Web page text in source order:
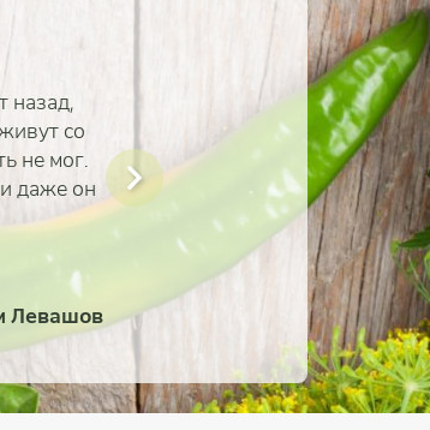
назад,
со
не мог.
даже он
ЛевашовСамородски
Александр Иванов
Виктория Кузнецова
Наталья Евтушенко
Дарья Рынкова
Илья Белов
Илона Ребицкая